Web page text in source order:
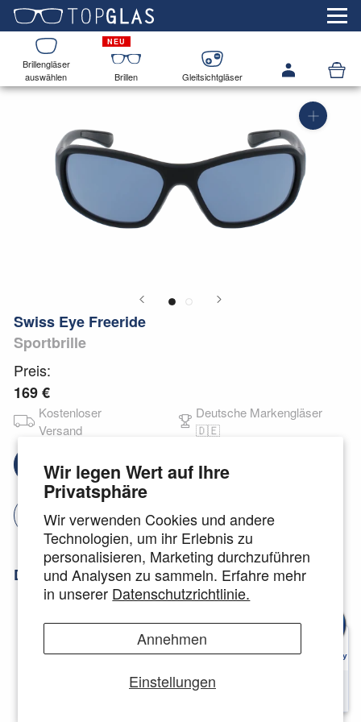
Wir legen Wert auf Ihre
Privatsphäre
Wir verwenden Cookies und andere
Technologien, um ihr Erlebnis zu
personalisieren, Marketing durchzuführen
und Analysen zu sammeln. Erfahre mehr
in unserer Datenschutzrichtlinie.
Einstellungen
Annehmen
Brillengläser
auswählen
Brillen Gleitsichtgläser
Swiss Eye Freeride
Sportbrille
Preis:
169 €
Kostenloser
Versand
Deutsche Markengläser
🇩🇪
Brillengläser auswählen
Jetzt anprobieren
Details zur Swiss Eye Freeride:
Kurve der Gläser: 8
gummierte/r Nasenbereich und Bügelenden
splitterfreies Fassungsmaterial TR90,
Polycarbonatscheiben Farbe Bügel: schwarz/